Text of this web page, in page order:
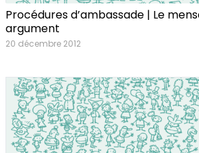
Procédures d’ambassade | Le
argument
20 décembre 2012